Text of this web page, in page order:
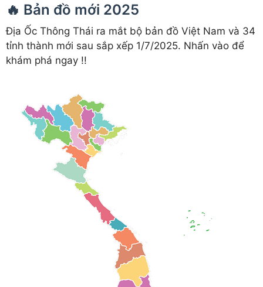
🔥 Bản đồ mới 2025
Địa Ốc Thông Thái ra mắt bộ bản đồ Việt Nam và 34
tỉnh thành mới sau sắp xếp 1/7/2025. Nhấn vào để
khám phá ngay !!